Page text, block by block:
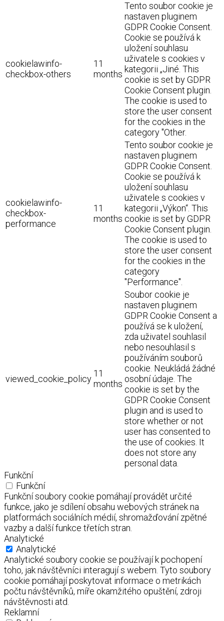
cookielawinfo-
checkbox-others
11
months
Tento soubor cookie je
nastaven pluginem
GDPR Cookie Consent.
Cookie se používá k
uložení souhlasu
uživatele s cookies v
kategorii „Jiné. This
cookie is set by GDPR
Cookie Consent plugin.
The cookie is used to
store the user consent
for the cookies in the
category "Other.
cookielawinfo-
checkbox-
performance
11
months
Tento soubor cookie je
nastaven pluginem
GDPR Cookie Consent.
Cookie se používá k
uložení souhlasu
uživatele s cookies v
kategorii „Výkon“. This
cookie is set by GDPR
Cookie Consent plugin.
The cookie is used to
store the user consent
for the cookies in the
category
"Performance".
viewed_cookie_policy
11
months
Soubor cookie je
nastaven pluginem
GDPR Cookie Consent a
používá se k uložení,
zda uživatel souhlasil
nebo nesouhlasil s
používáním souborů
cookie. Neukládá žádné
osobní údaje. The
cookie is set by the
GDPR Cookie Consent
plugin and is used to
store whether or not
user has consented to
the use of cookies. It
does not store any
personal data.
Funkční
Funkční
Funkční soubory cookie pomáhají provádět určité
funkce, jako je sdílení obsahu webových stránek na
platformách sociálních médií, shromažďování zpětné
vazby a další funkce třetích stran.
Analytické
Analytické
Analytické soubory cookie se používají k pochopení
toho, jak návštěvníci interagují s webem. Tyto soubory
cookie pomáhají poskytovat informace o metrikách
počtu návštěvníků, míře okamžitého opuštění, zdroji
návštěvnosti atd.
Reklamní